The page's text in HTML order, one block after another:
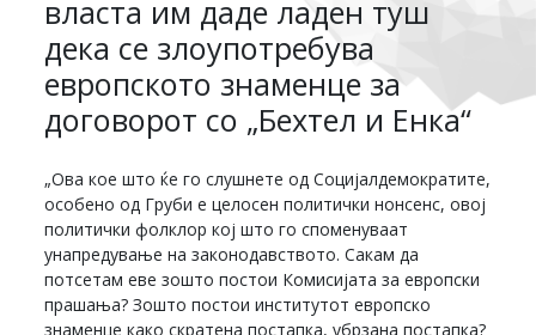
власта им даде ладен туш
дека се злоупотребува
европското знаменце за
договорот со „Бехтел и Енка“
„Ова кое што ќе го слушнете од Социјалдемократите,
особено од Груби е целосен политички нонсенс, овој
политички фолклор кој што го споменуваат
унапредување на законодавството. Сакам да
потсетам еве зошто постои Комисијата за европски
прашања? Зошто постои институтот европско
знаменце како скратена постапка, убрзана постапка?